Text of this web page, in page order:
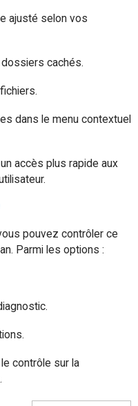
ajusté selon vos
cachés.
dans le menu contextuel
accès plus rapide aux
pouvez contrôler ce
Parmi les options :
contrôle sur la